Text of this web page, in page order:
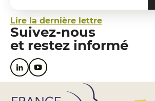
Lire la dernière lettre
Suivez-nous
et restez informé